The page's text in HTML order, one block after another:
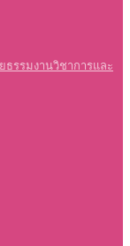
ธรรมงานวิชาการและ